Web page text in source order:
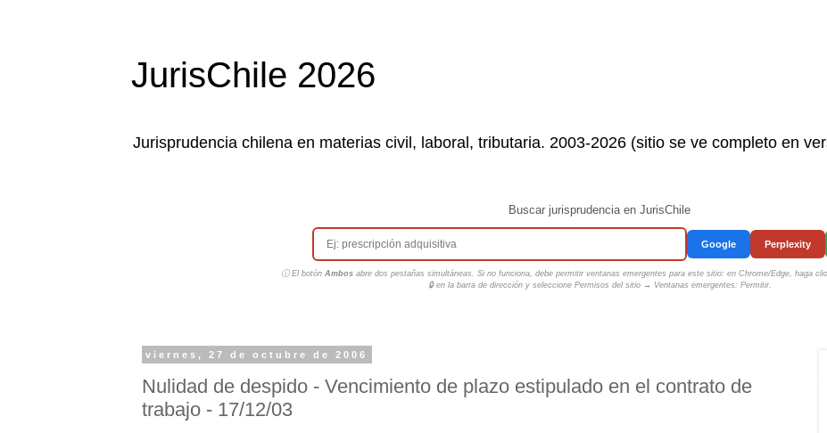
JurisChile 2026
Jurisprudencia chilena en materias civil, laboral, tributaria. 2003-2026 (sitio se ve completo en
Buscar jurisprudencia en JurisChile
Google Perplexity
ⓘ El botón Ambosabre dos pestañas simultáneas. Si no funciona, debe permitir ventanas emergentes para este sitio: en Chrome/Edge, haga
🔒 en la barra de dirección y seleccione Permisos del sitio → Ventanas emergentes: Permitir.
viernes, 27 de octubre de 2006
Nulidad de despido - Vencimiento de plazo estipulado en el contrato de
trabajo - 17/12/03